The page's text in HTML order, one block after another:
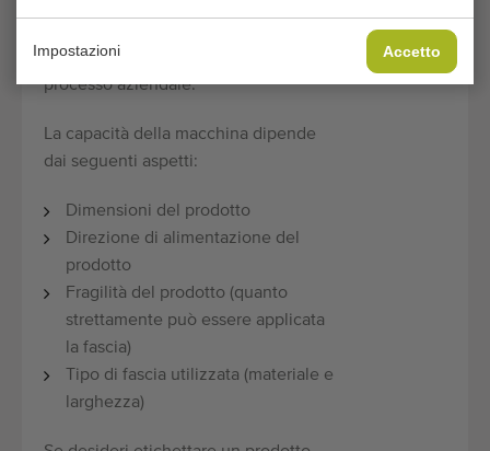
Impostazioni Accetto
dipendenti a tempo pieno nel vostro
processo aziendale.
La capacità della macchina dipende
dai seguenti aspetti:
Dimensioni del prodotto
Direzione di alimentazione del
prodotto
Fragilità del prodotto (quanto
strettamente può essere applicata
la fascia)
Tipo di fascia utilizzata (materiale e
larghezza)